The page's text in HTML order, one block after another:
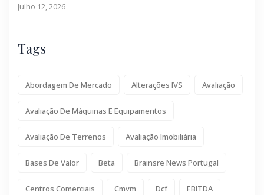
Julho 12, 2026
Tags
Abordagem De Mercado Alterações IVS Avaliação
Avaliação De Máquinas E Equipamentos
Avaliação De Terrenos Avaliação Imobiliária
Bases De Valor Beta Brainsre News Portugal
Centros Comerciais Cmvm Dcf EBITDA